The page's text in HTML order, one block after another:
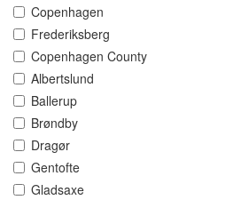
Copenhagen
Frederiksberg
Copenhagen County
Albertslund
Ballerup
Brøndby
Dragør
Gentofte
Gladsaxe